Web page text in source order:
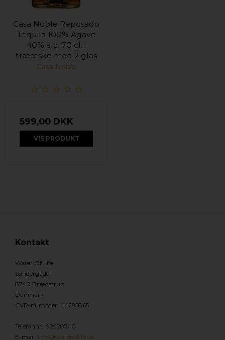
Casa Noble Reposado
Tequila 100% Agave
40% alc. 70 cl. i
trææske med 2 glas
Casa Noble
599,00 DKK
VIS PRODUKT
Kontakt
Water Of Life
Søndergade 1
8740 Brædstrup
Danmark
CVR-nummer: 44295865
Telefonnr. : 92928740
E-mail: Info@wateroflife.dk